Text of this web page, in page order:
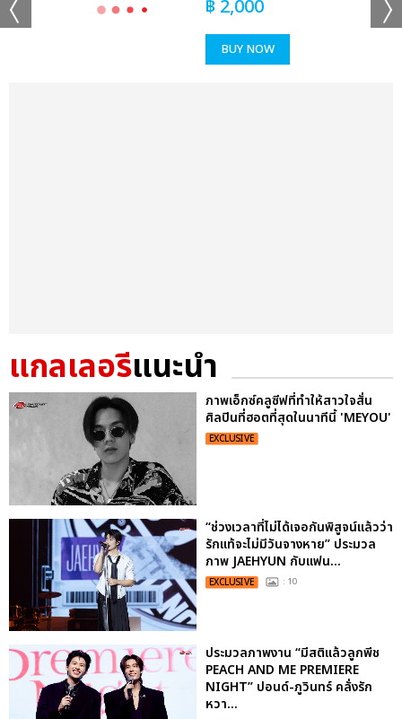
฿ 2,000
BUY NOW
แกลเลอรีแนะนำ
ภาพเอ็กซ์คลูซีฟที่ทำให้สาวใจสั่น
ศิลปินที่ฮอตที่สุดในนาทีนี้ 'MEYOU'
EXCLUSIVE
“ช่วงเวลาที่ไม่ได้เจอกันพิสูจน์แล้วว่า
รักแท้จะไม่มีวันจางหาย” ประมวล
ภาพ JAEHYUN กับแฟน...
EXCLUSIVE : 10
ประมวลภาพงาน “มีสติแล้วลูกพีช
PEACH AND ME PREMIERE
NIGHT” ปอนด์-ภูวินทร์ คลั่งรัก
หวา...